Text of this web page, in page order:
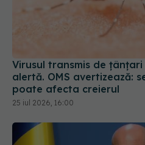
Virusul transmis de
alertă. OMS avertizează:
poate afecta creierul
25 iul 2026, 16:00